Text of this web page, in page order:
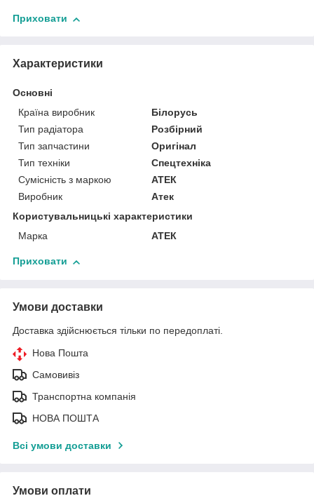
Приховати
Характеристики
Основні
Країна виробник
Білорусь
Тип радіатора
Розбірний
Тип запчастини
Оригінал
Тип техніки
Спецтехніка
Сумісність з маркою
АТЕК
Виробник
Атек
Користувальницькі характеристики
Марка
АТЕК
Приховати
Умови доставки
Доставка здійснюється тільки по передоплаті.
Нова Пошта
Самовивіз
Транспортна компанія
НОВА ПОШТА
Всі умови доставки
Умови оплати